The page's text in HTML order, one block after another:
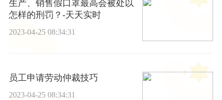
生产、销售假口罩最高会被处以
怎样的刑罚？-天天实时
2023-04-25 08:34:31
员工申请劳动仲裁技巧
2023-04-25 08:34:31